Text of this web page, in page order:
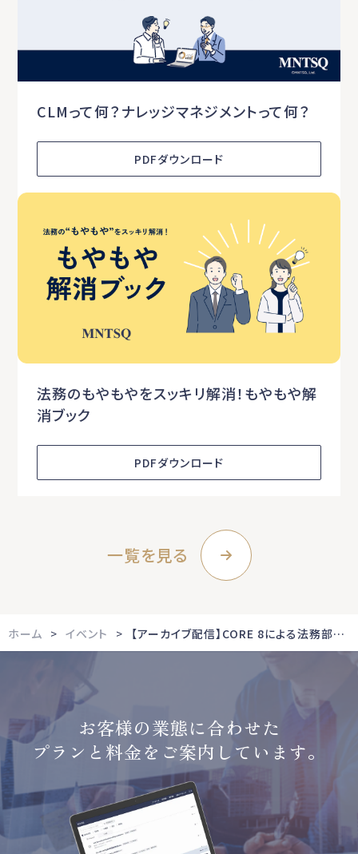
CLMって何？ナレッジマネジメントって何？
PDFダウンロード
法務のもやもやをスッキリ解消！もやもや解
消ブック
PDFダウンロード
一覧を見る
ホーム イベント 【アーカイブ配信】CORE 8による法務部門の革新：企業法務の未来を創る！KADOKAWAに学ぶ プレイブック×AIで切り拓く業務変革
お客様の業態に合わせた
プランと料金をご案内しています。